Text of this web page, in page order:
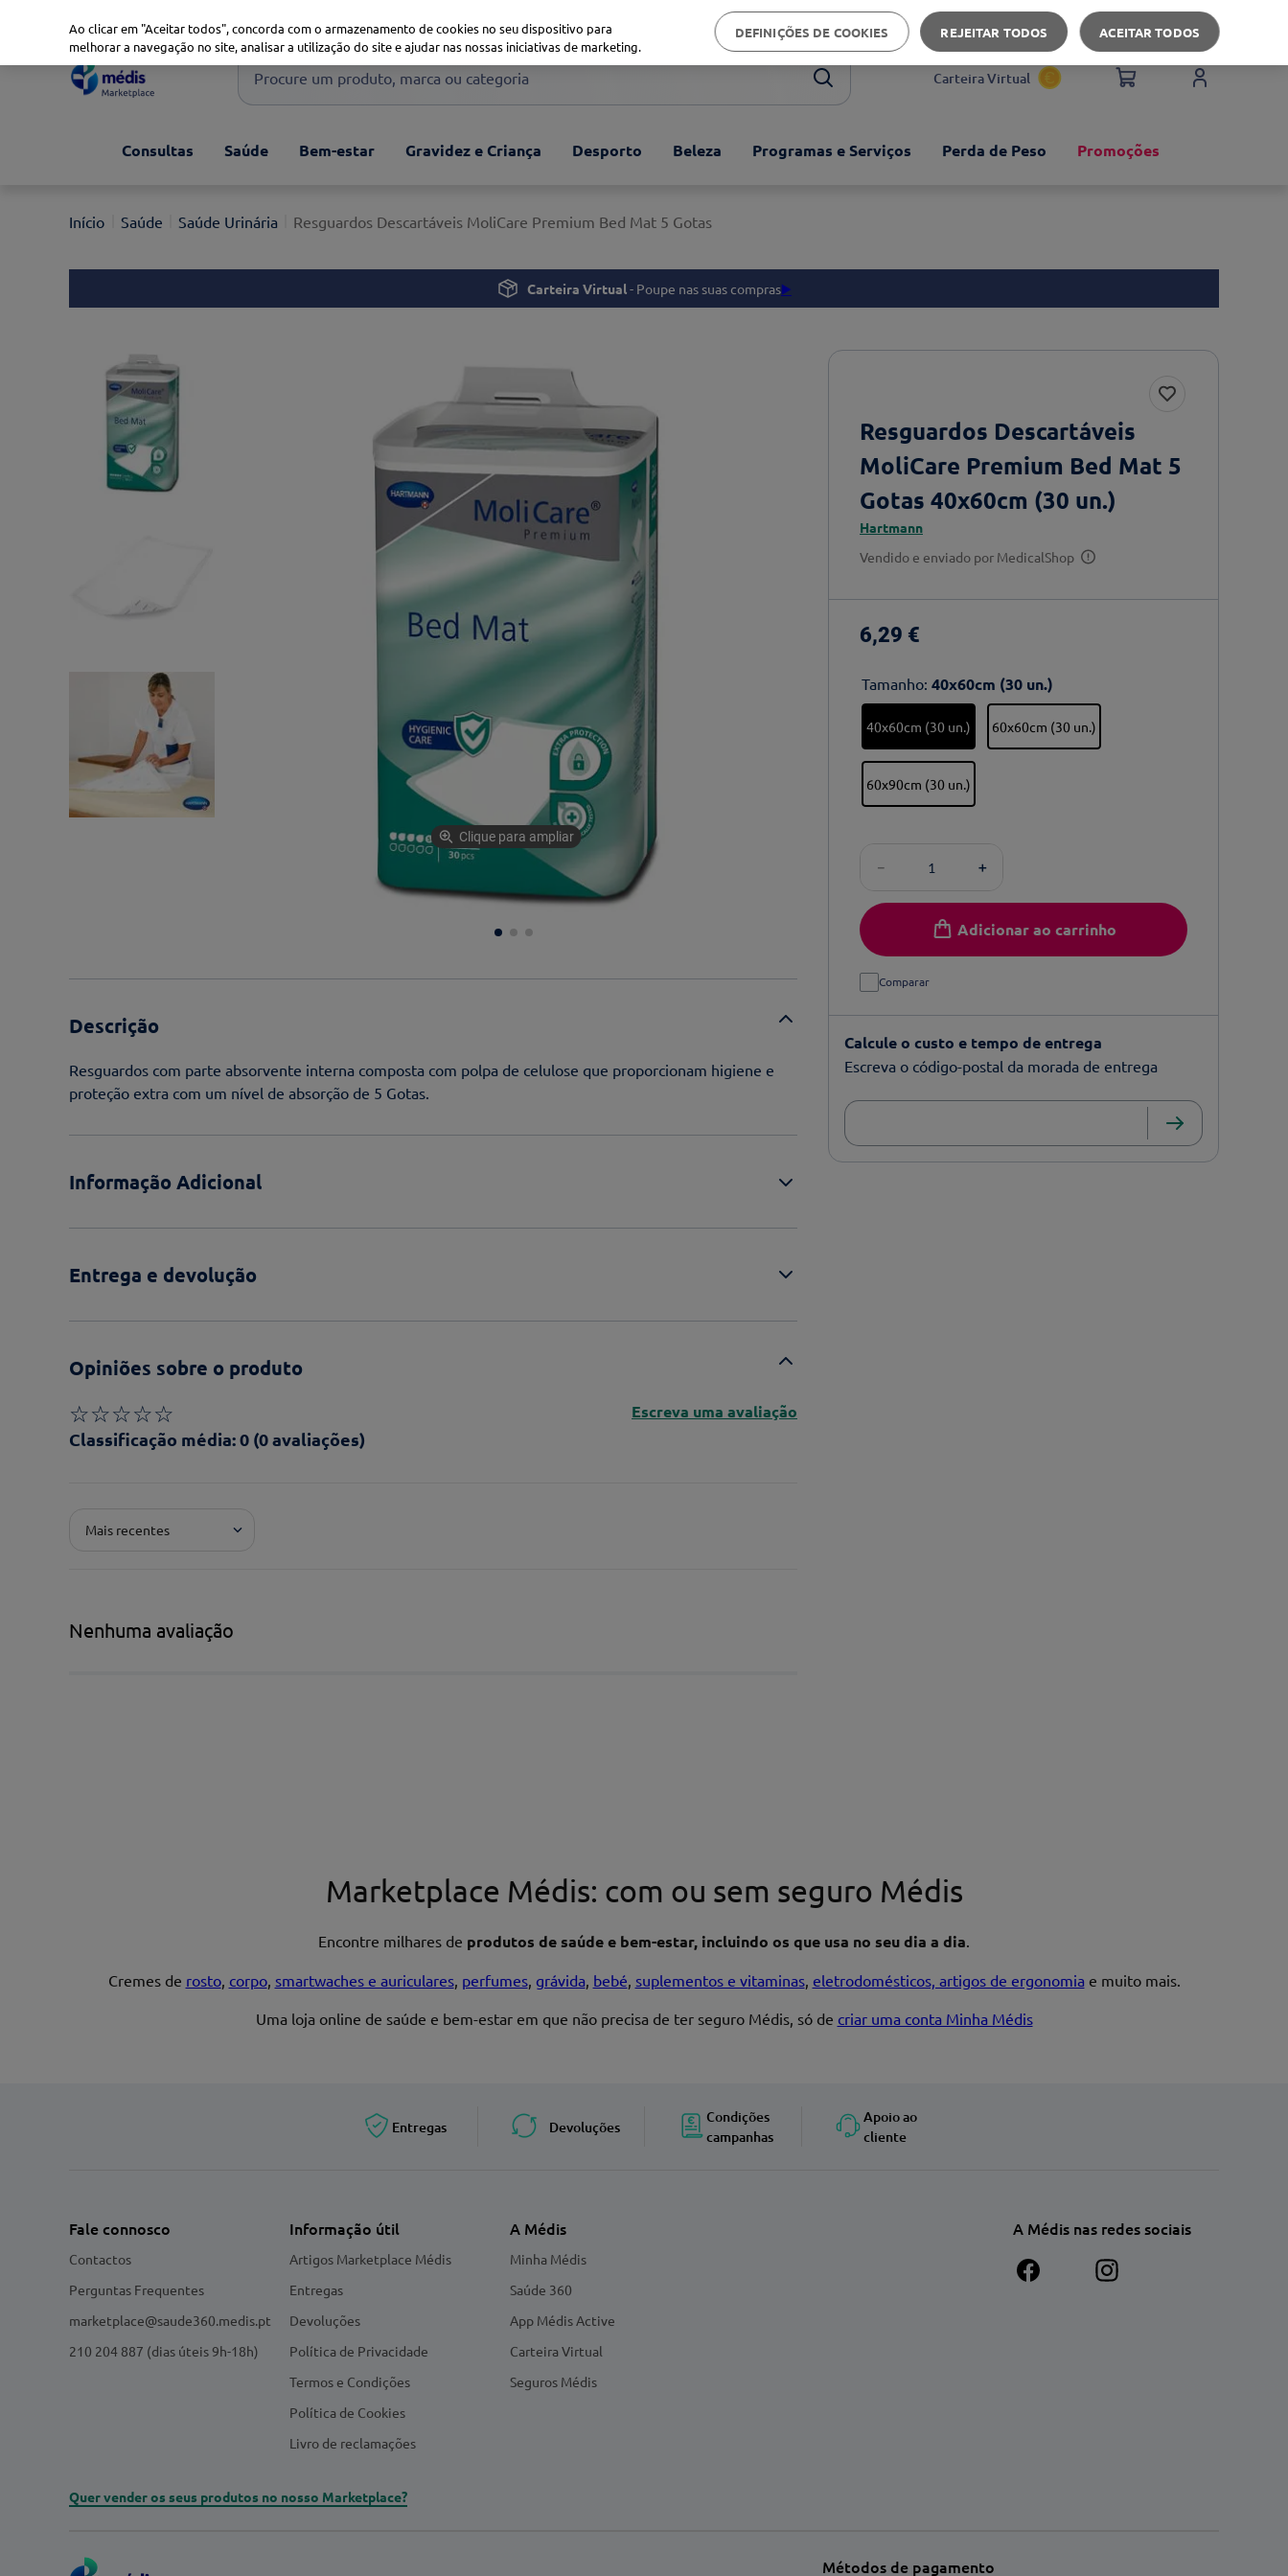
Apoio ao cliente
Procure um produto, marca ou categoria
1º xiaomi
3º now
Carteira Virtual
Consultas Saúde Bem-estar Gravidez e Criança Desporto Beleza Programas e Serviços Perda de Peso Promoções
Saúde Saúde Urinária Resguardos Descartáveis MoliCare Premium Bed Mat 5 Gotas
Carteira Virtual- Poupe nas suas compras▶️
Clique para ampliar
Descrição
Resguardos com parte absorvente interna composta com polpa de celulose que proporcionam higiene e
proteção extra com um nível de absorção de 5 Gotas.
Informação Adicional
Entrega e devolução
Opiniões sobre o produto
☆☆☆☆☆
Classificação média: 0 (0 avaliações)
Escreva uma avaliação
Pontuação*
Mais recentes
Nenhuma avaliação
Resguardos Descartáveis
MoliCare Premium Bed Mat 5
Gotas 40x60cm (30 un.)
Hartmann
Vendido e enviado por MedicalShop
6,29 €
Tamanho: 40x60cm (30 un.)
40x60cm (30 un.) 60x60cm (30 un.)
60x90cm (30 un.)
＋
－
Adicionar ao carrinho
Comparar
Calcule o custo e tempo de entrega
Escreva o código-postal da morada de entrega
Marketplace Médis: com ou sem seguro Médis
Encontre milhares de produtos de saúde e bem-estar, incluindo os que usa no seu dia a dia.
Cremes de rosto, corpo, smartwaches e auriculares, perfumes, grávida, bebé, suplementos e vitaminas, eletrodomésticos, artigos de ergonomia e muito mais.
Uma loja online de saúde e bem-estar em que não precisa de ter seguro Médis, só de criar uma conta Minha Médis
Entregas Devoluções
Condições
campanhas
Apoio ao
cliente
Fale connosco
Contactos
Perguntas Frequentes
marketplace@saude360.medis.pt
210 204 887 (dias úteis 9h-18h)
Informação útil
Artigos Marketplace Médis
Entregas
Devoluções
Política de Privacidade
Termos e Condições
Política de Cookies
Livro de reclamações
A Médis
Minha Médis
Saúde 360
App Médis Active
Carteira Virtual
Seguros Médis
A Médis nas redes sociais
Quer vender os seus produtos no nosso Marketplace?
Métodos de pagamento
Ao clicar em "Aceitar todos", concorda com o armazenamento de cookies no seu dispositivo para
melhorar a navegação no site, analisar a utilização do site e ajudar nas nossas iniciativas de marketing.
DEFINIÇÕES DE COOKIES REJEITAR TODOS ACEITAR TODOS